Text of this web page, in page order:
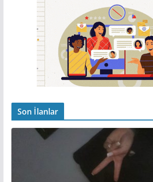
Son İlanlar